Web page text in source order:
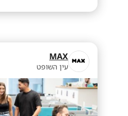
MAX
עין השופט